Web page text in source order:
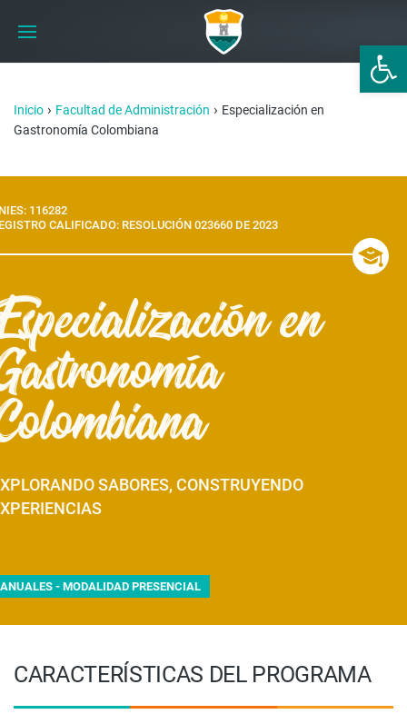
Abrir
Inicio › Facultad de Administración › Especialización en
Gastronomía Colombiana
116282
CALIFICADO: RESOLUCIÓN 023660 DE 2023
en
SABORES, CONSTRUYENDO
ANUALES - MODALIDAD PRESENCIAL
CARACTERÍSTICAS DEL PROGRAMA